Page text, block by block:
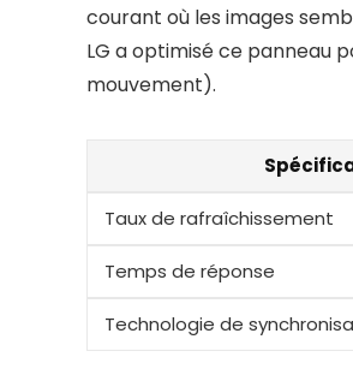
courant où les images
LG a optimisé ce panneau
mouvement).
Taux de rafraîchissement
Temps de réponse
Technologie de